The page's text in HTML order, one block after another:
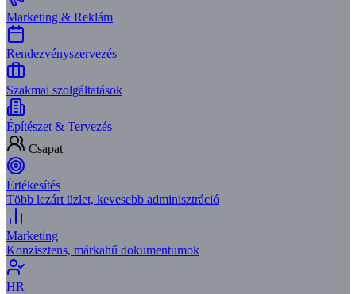
Marketing & Reklám
Rendezvényszervezés
Szakmai szolgáltatások
Építészet & Tervezés
Csapat
Értékesítés
Több lezárt üzlet, kevesebb adminisztráció
Marketing
Konzisztens, márkahű dokumentumok
HR